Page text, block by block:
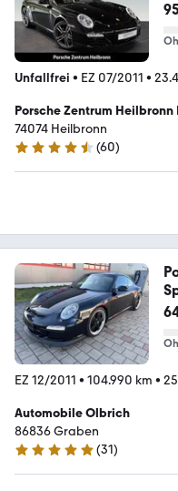
Unfallfrei • EZ 07/2011 •
Porsche Zentrum
74074 Heilbronn
4.4 Sterne
(60)
EZ 12/2011 • 104.990 km •
Automobile Olbrich
86836 Graben
4.8 Sterne
(31)